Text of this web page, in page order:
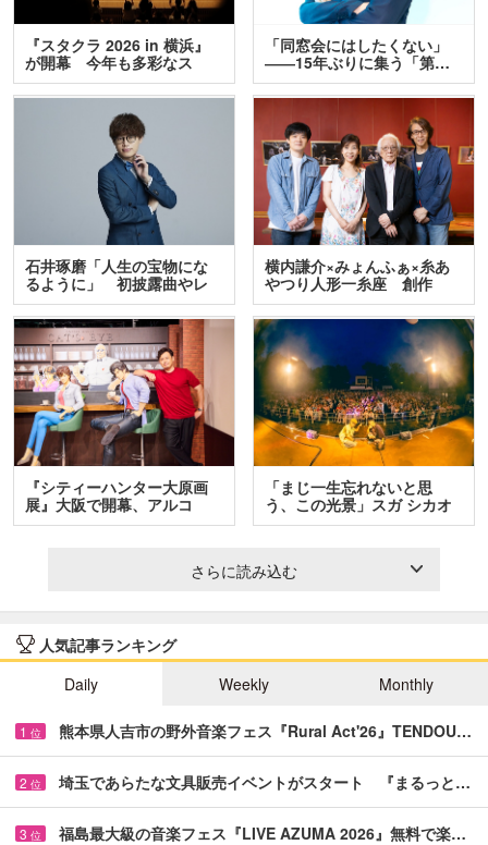
『スタクラ 2026 in 横浜』
が開幕 今年も多彩なス
テ…
「同窓会にはしたくない」
――15年ぶりに集う「第…
石井琢磨「人生の宝物にな
るように」 初披露曲やレ
ア…
横内謙介×みょんふぁ×糸あ
やつり人形一糸座 創作
人…
『シティーハンター大原画
展』大阪で開幕、アルコ
＆…
「まじ一生忘れないと思
う、この光景」スガ シカオ
と…
さらに読み込む
人気記事ランキング
Daily
Weekly Monthly
1 位 熊本県人吉市の野外音楽フェス『Rural Act'26』TENDOU…
2 位 埼玉であらたな文具販売イベントがスタート 『まるっと…
3 位 福島最大級の音楽フェス『LIVE AZUMA 2026』無料で楽…